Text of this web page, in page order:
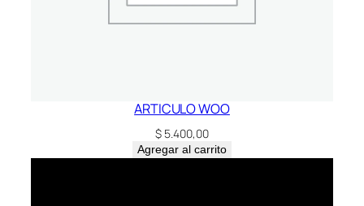
ARTICULO WOO
$ 5.400,00
Agregar al carrito